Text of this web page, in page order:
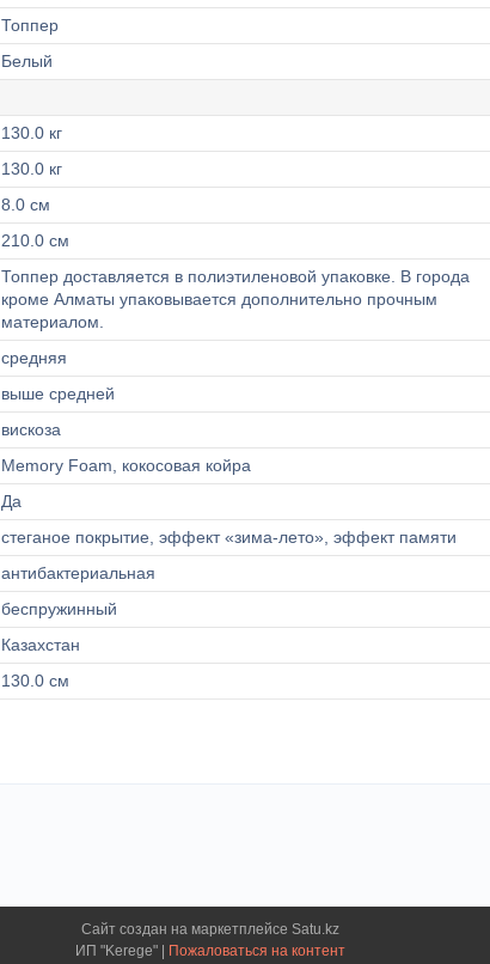
Топпер
Белый
130.0 кг
130.0 кг
8.0 см
210.0 см
Топпер доставляется в полиэтиленовой упаковке. В города
кроме Алматы упаковывается дополнительно прочным
материалом.
средняя
выше средней
вискоза
Memory Foam, кокосовая койра
Да
стеганое покрытие, эффект «зима-лето», эффект памяти
антибактериальная
беспружинный
Казахстан
130.0 см
Сайт создан на маркетплейсе Satu.kz
Пожаловаться на контент